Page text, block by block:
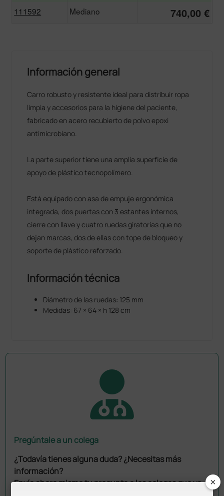
111592 Mediano 740,00 €
Información general
Carro robusto y resistente ideal para distribuir ropa
limpia y accesorios para la higiene del paciente,
fabricado en acero recubierto de polvo epoxi
antimicrobiano.
La parte superior tiene una amplia superficie de
apoyo de plástico tecnopolímero.
Está equipado con asa de empuje ergonómica
integrada, dos puertas con 3 estantes internos,
cierre con llave y cuatro ruedas giratorias que no
dejan marcas, dos de ellas con tope de bloqueo y
soporte de plástico reforzado.
Información técnica
Diámetro de las ruedas: 125 mm
Medidas: 67 × 64 × h 128 cm
Pregúntale a un colega
¿Todavía tienes alguna duda? ¿Necesitas más
información?
Envía ahora mismo tu pregunta a los colegas que ya
×